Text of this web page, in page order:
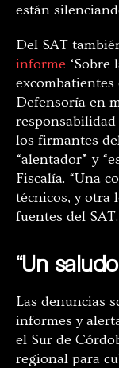
están
Del SAT
informe ‘Sobre
excombatientes
Defensoría en
los firmantes
“alentador” y
Fiscalía. “Una
técnicos, y otra
fuentes del SAT.
“Un
Las denuncias
informes y
el Sur de
regional para